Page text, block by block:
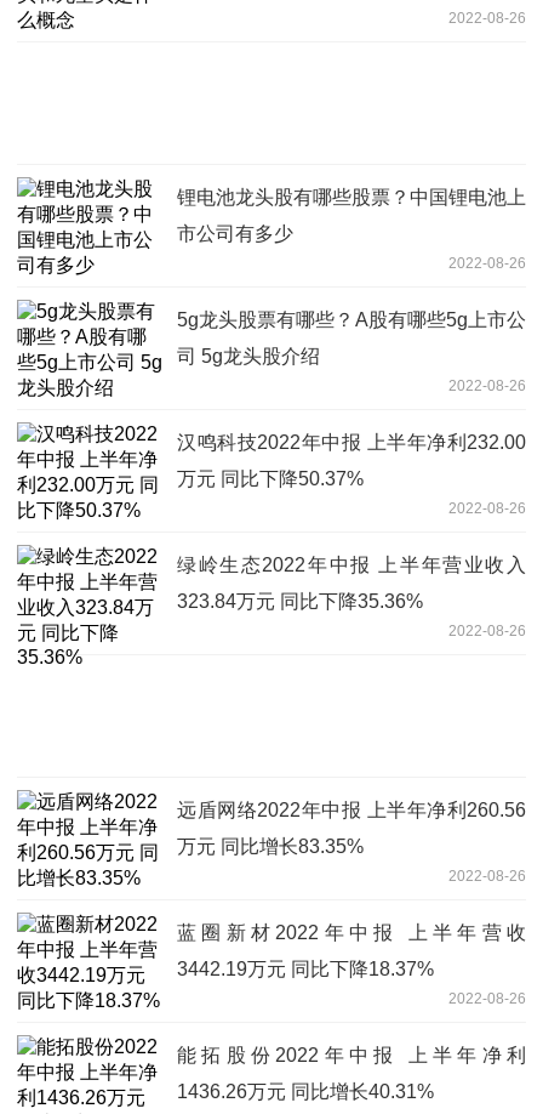
2022-08-26
锂电池龙头股有哪些股票？中国锂电池上
市公司有多少
2022-08-26
5g龙头股票有哪些？A股有哪些5g上市公
司 5g龙头股介绍
2022-08-26
汉鸣科技2022年中报 上半年净利232.00
万元 同比下降50.37%
2022-08-26
绿岭生态2022年中报 上半年营业收入
323.84万元 同比下降35.36%
2022-08-26
远盾网络2022年中报 上半年净利260.56
万元 同比增长83.35%
2022-08-26
蓝圈新材2022年中报 上半年营收
3442.19万元 同比下降18.37%
2022-08-26
能拓股份2022年中报 上半年净利
1436.26万元 同比增长40.31%